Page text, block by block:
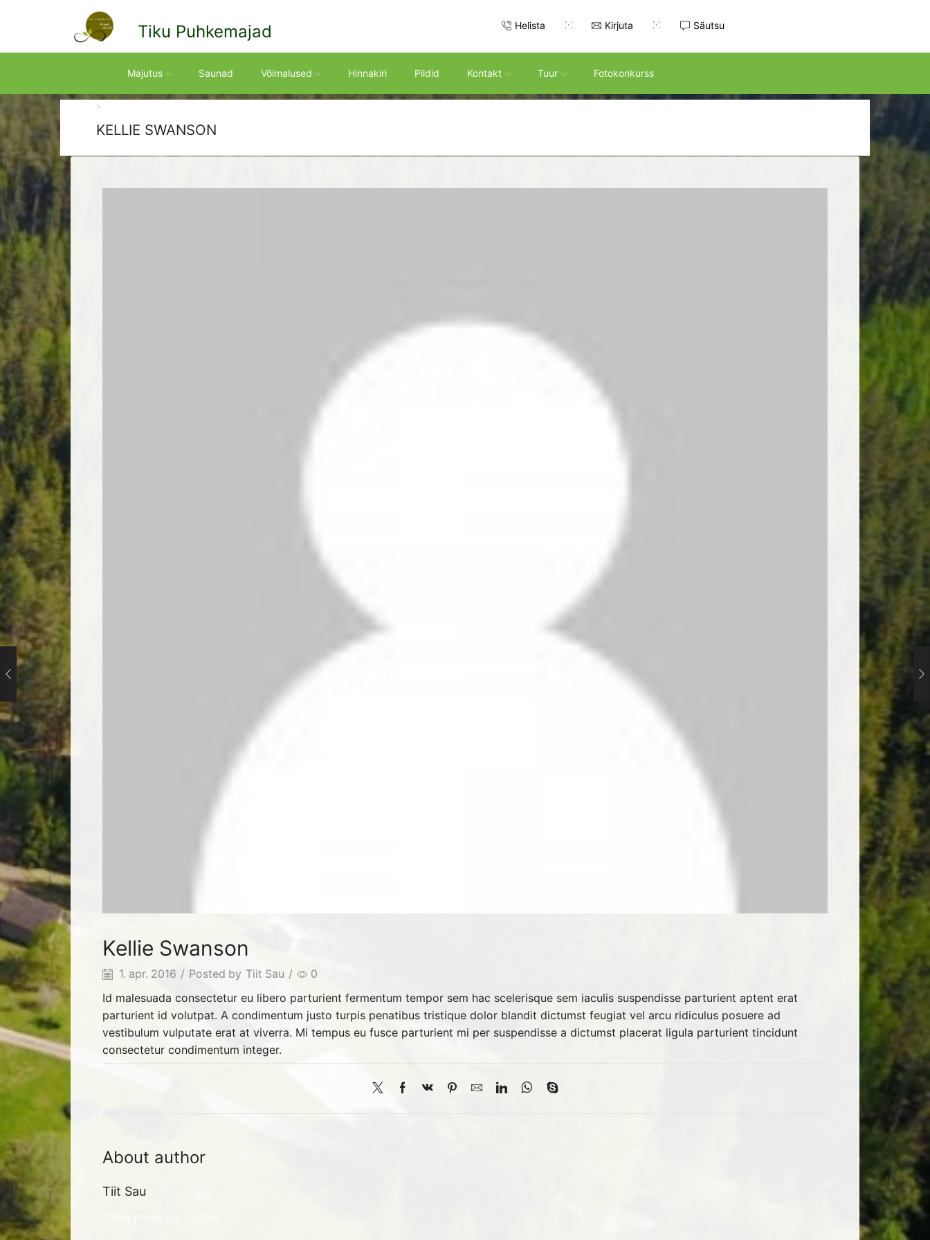
Tiku Puhkemajad Helista Kirjuta Säutsu
Majutus Saunad Võimalused Hinnakiri Pildid Kontakt Tuur Fotokonkurss
KELLIE SWANSON
Kellie Swanson
1. apr. 2016 / Posted by Tiit Sau / 0
Id malesuada consectetur eu libero parturient fermentum tempor sem hac scelerisque sem iaculis suspendisse parturient aptent erat
parturient id volutpat. A condimentum justo turpis penatibus tristique dolor blandit dictumst feugiat vel arcu ridiculus posuere ad
vestibulum vulputate erat at viverra. Mi tempus eu fusce parturient mi per suspendisse a dictumst placerat ligula parturient tincidunt
consectetur condimentum integer.
About author
Tiit Sau